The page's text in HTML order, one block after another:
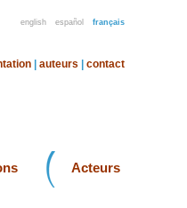
english español français
auteurs contact
Acteurs